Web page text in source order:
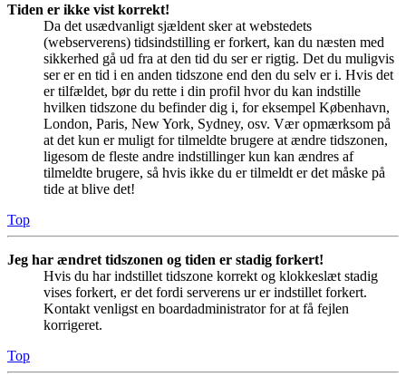
Tiden er ikke vist korrekt!
Da det usædvanligt sjældent sker at webstedets
(webserverens) tidsindstilling er forkert, kan du næsten med
sikkerhed gå ud fra at den tid du ser er rigtig. Det du muligvis
ser er en tid i en anden tidszone end den du selv er i. Hvis det
er tilfældet, bør du rette i din profil hvor du kan indstille
hvilken tidszone du befinder dig i, for eksempel København,
London, Paris, New York, Sydney, osv. Vær opmærksom på
at det kun er muligt for tilmeldte brugere at ændre tidszonen,
ligesom de fleste andre indstillinger kun kan ændres af
tilmeldte brugere, så hvis ikke du er tilmeldt er det måske på
tide at blive det!
Top
Jeg har ændret tidszonen og tiden er stadig forkert!
Hvis du har indstillet tidszone korrekt og klokkeslæt stadig
vises forkert, er det fordi serverens ur er indstillet forkert.
Kontakt venligst en boardadministrator for at få fejlen
korrigeret.
Top